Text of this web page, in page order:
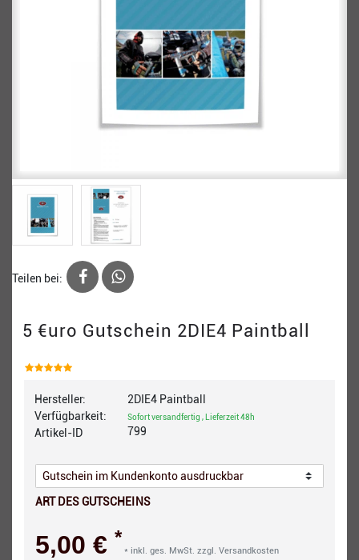
Teilen bei:
5 €uro Gutschein 2DIE4 Paintball
Hersteller:
Verfügbarkeit:
Artikel-ID
2DIE4 Paintball
Sofort versandfertig , Lieferzeit 48h
799
ART DES GUTSCHEINS
5,00 € *
* inkl. ges. MwSt. zzgl. Versandkosten